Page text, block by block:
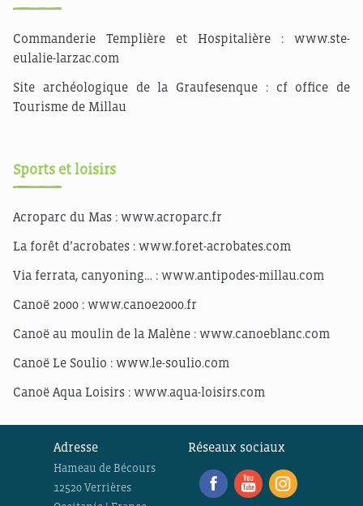
Commanderie Templière et Hospitalière : www.ste-
eulalie-larzac.com
Site archéologique de la Graufesenque : cf office de
Tourisme de Millau
Sports et loisirs
Acroparc du Mas : www.acroparc.fr
La forêt d’acrobates : www.foret-acrobates.com
Via ferrata, canyoning… : www.antipodes-millau.com
Canoë 2000 : www.canoe2000.fr
Canoë au moulin de la Malène : www.canoeblanc.com
Canoë Le Soulio : www.le-soulio.com
Canoë Aqua Loisirs : www.aqua-loisirs.com
Adresse
Hameau de Bécours
12520 Verrières
Réseaux sociaux